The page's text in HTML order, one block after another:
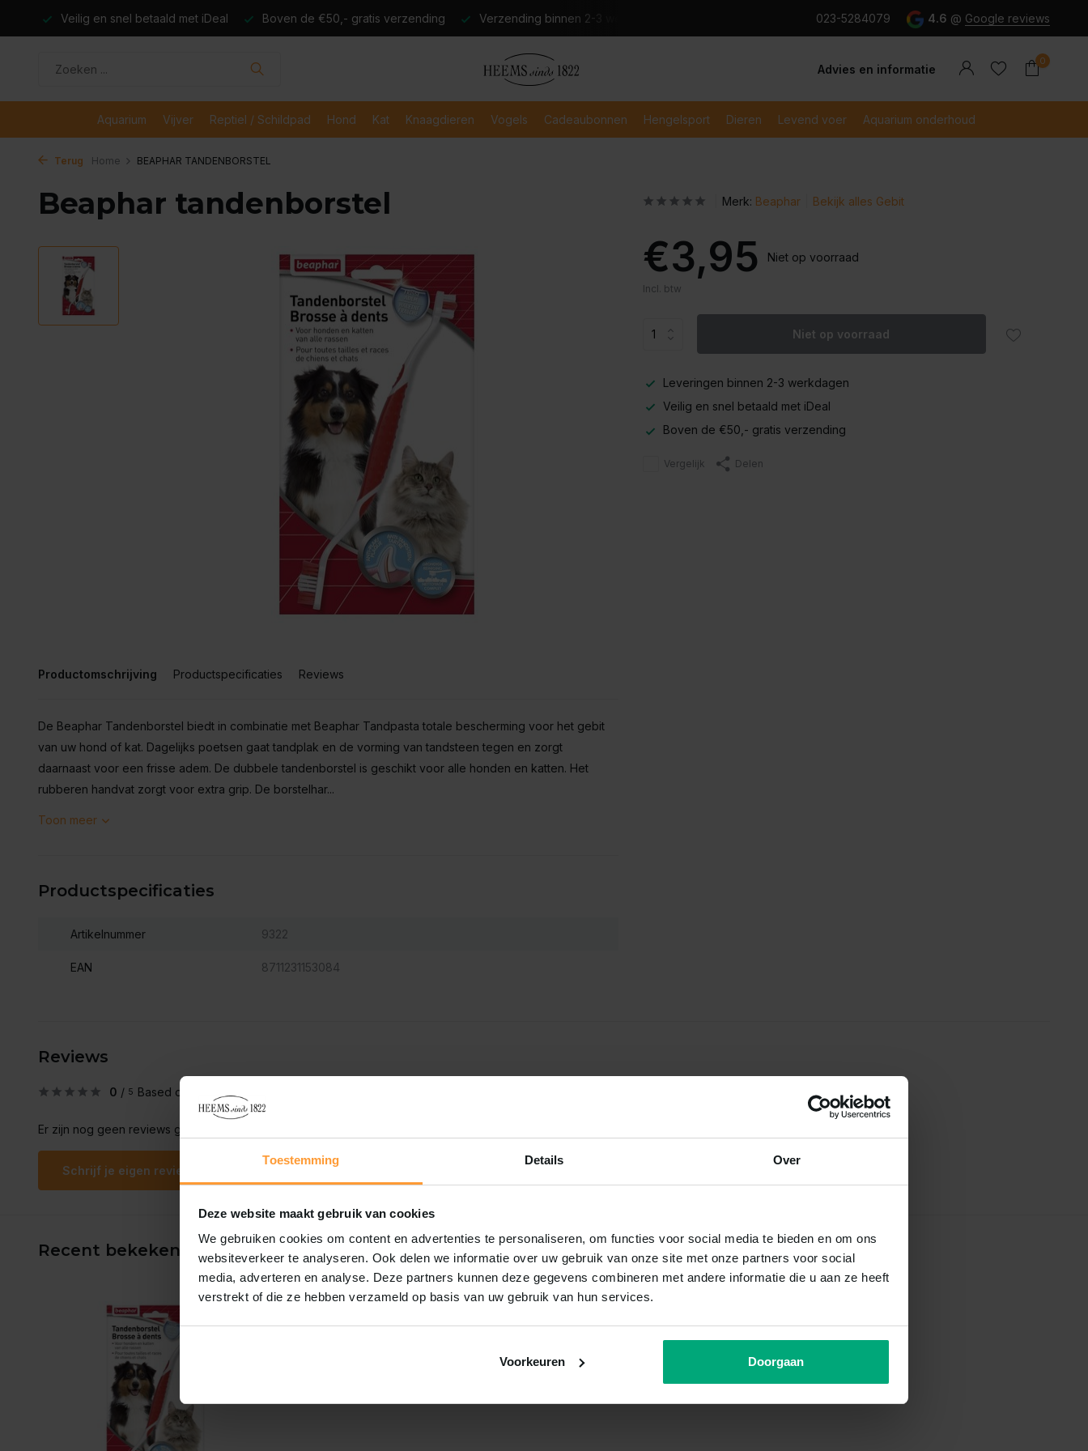
Toestemming Details Over
Deze website maakt gebruik van cookies
We gebruiken cookies om content en advertenties te personaliseren, om functies voor social media te bieden en om ons
websiteverkeer te analyseren. Ook delen we informatie over uw gebruik van onze site met onze partners voor social
media, adverteren en analyse. Deze partners kunnen deze gegevens combineren met andere informatie die u aan ze heeft
verstrekt of die ze hebben verzameld op basis van uw gebruik van hun services.
Voorkeuren Doorgaan
Veilig en snel betaald met iDeal Boven de €50,- gratis verzending Verzending binnen 2-3 werkdagen Veilig en snel betaald met iDeal
023-5284079 4.6 @ Google reviews
Advies en informatie
0
Aquarium Vijver Reptiel / Schildpad Hond Kat Knaagdieren Vogels Cadeaubonnen Hengelsport Dieren Levend voer Aquarium onderhoud
Terug Home BEAPHAR TANDENBORSTEL
Beaphar tandenborstel
Productomschrijving Productspecificaties Reviews
De Beaphar Tandenborstel biedt in combinatie met Beaphar Tandpasta totale bescherming voor het gebit
van uw hond of kat. Dagelijks poetsen gaat tandplak en de vorming van tandsteen tegen en zorgt
daarnaast voor een frisse adem. De dubbele tandenborstel is geschikt voor alle honden en katten. Het
rubberen handvat zorgt voor extra grip. De borstelhar...
Toon meer
Productspecificaties
Artikelnummer 9322
EAN 8711231153084
Merk: Beaphar Bekijk alles Gebit
€3,95 Niet op voorraad
Incl. btw
Niet op voorraad
Leveringen binnen 2-3 werkdagen
Veilig en snel betaald met iDeal
Boven de €50,- gratis verzending
Vergelijk Delen
Reviews
0 / 5 Based on 0 reviews
Er zijn nog geen reviews geschreven over dit product..
Schrijf je eigen review
Recent bekeken